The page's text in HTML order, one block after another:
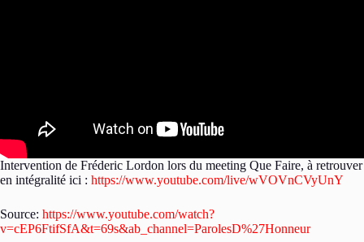
Intervention de Fréderic Lordon lors du meeting Que Faire, à retrouver
en intégralité ici : https://www.youtube.com/live/wVOVnCVyUnY
Source: https://www.youtube.com/watch?
v=cEP6FtifSfA&t=69s&ab_channel=ParolesD%27Honneur